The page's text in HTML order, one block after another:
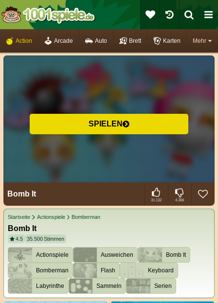
Mehr
Action Arcade Auto Brett Karten
SPIELEN
Bomb It
31.132 4.368
Startseite Actionspiele Bomberman
Bomb It
4.5 35.500Stimmen
Actionspiele Ausweichen Bomb It
Bomberman Flash Keyboard
Labyrinthe Sammeln Serien